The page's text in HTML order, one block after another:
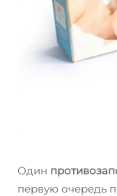
Один
первую очередь